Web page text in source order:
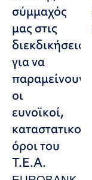
σύμμαχός
μας στις
διεκδικήσεις,
για να
παραμείνουν
οι
ευνοϊκοί,
καταστατικοί
όροι του
Τ.Ε.Α.